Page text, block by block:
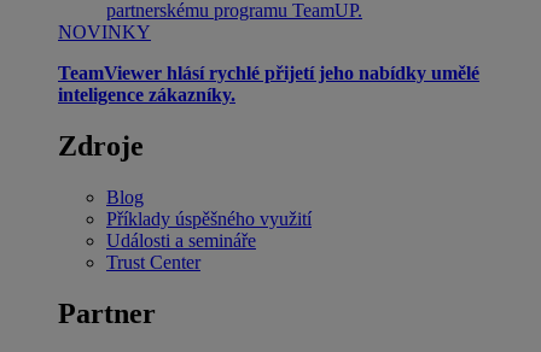
partnerskému programu TeamUP.
NOVINKY
TeamViewer hlásí rychlé přijetí jeho nabídky umělé
inteligence zákazníky.
Zdroje
Blog
Příklady úspěšného využití
Události a semináře
Trust Center
Partner